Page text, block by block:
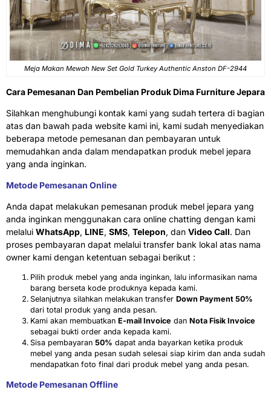
Meja Makan Mewah New Set Gold Turkey Authentic Anston DF-2944
Cara Pemesanan Dan Pembelian Produk Dima Furniture Jepara
Silahkan menghubungi kontak kami yang sudah tertera di bagian
atas dan bawah pada website kami ini, kami sudah menyediakan
beberapa metode pemesanan dan pembayaran untuk
memudahkan anda dalam mendapatkan produk mebel jepara
yang anda inginkan.
Metode Pemesanan Online
Anda dapat melakukan pemesanan produk mebel jepara yang
anda inginkan menggunakan cara online chatting dengan kami
melalui WhatsApp, LINE, SMS, Telepon, dan Video Call. Dan
proses pembayaran dapat melalui transfer bank lokal atas nama
owner kami dengan ketentuan sebagai berikut :
Pilih produk mebel yang anda inginkan, lalu informasikan nama
barang berseta kode produknya kepada kami.
Selanjutnya silahkan melakukan transfer Down Payment 50%
dari total produk yang anda pesan.
Kami akan membuatkan E-mail Invoice dan Nota Fisik Invoice
sebagai bukti order anda kepada kami.
Sisa pembayaran 50% dapat anda bayarkan ketika produk
mebel yang anda pesan sudah selesai siap kirim dan anda sudah
mendapatkan foto final dari produk mebel yang anda pesan.
Metode Pemesanan Offline